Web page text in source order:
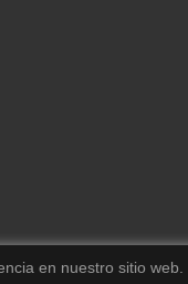
en nuestro sitio web.